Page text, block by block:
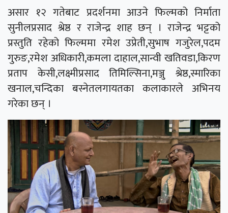
असार १२ गतेबाट प्रदर्शनमा आउने फिल्मको निर्माता
सुनीलप्रसाद श्रेष्ठ र राजेन्द्र शाह छन् । राजेन्द्र भट्टको
प्रस्तुति रहेको फिल्ममा रमेश उप्रेती,सुभाष गजुरेल,पदम
गुरुङ,रमेश अधिकारी,कमला दाहाल,सान्वी खतिवडा,किरण
प्रताप केसी,लक्ष्मीप्रसाद तिमिल्सिना,मञ्जु श्रेष्ठ,स्मारिका
खनाल,चन्दिका बस्नेतलगायतका कलाकारले अभिनय
गरेका छन् ।